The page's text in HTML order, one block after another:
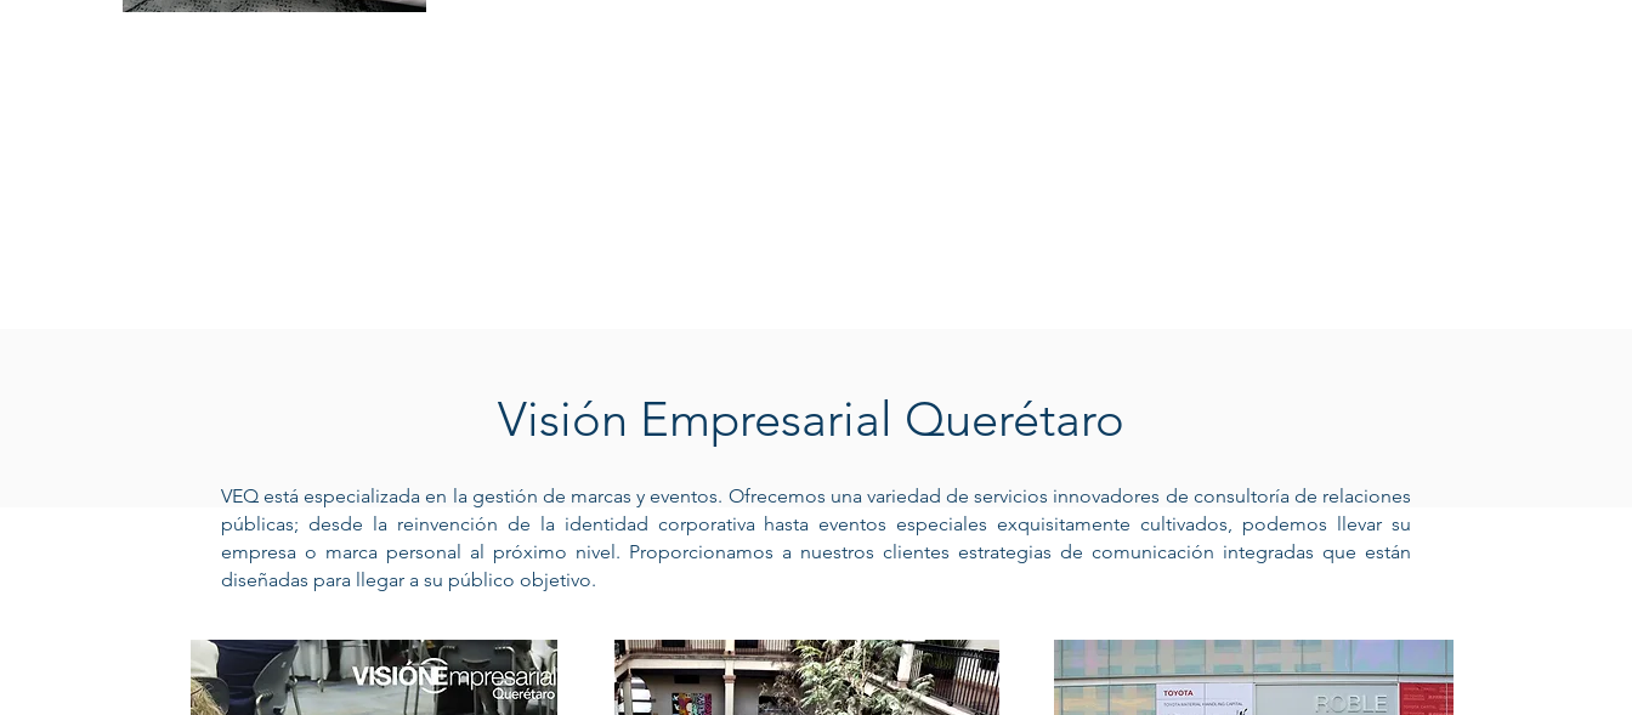
Visión Empresarial Querétaro
VEQ está especializada en la gestión de marcas y eventos. Ofrecemos una variedad de servicios innovadores de consultoría de relaciones
públicas; desde la reinvención de la identidad corporativa hasta eventos especiales exquisitamente cultivados, podemos llevar su
empresa o marca personal al próximo nivel. Proporcionamos a nuestros clientes estrategias de comunicación integradas que están
diseñadas para llegar a su público objetivo.